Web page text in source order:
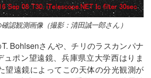
認観測画像（撮影：清田誠一郎さん）
Bohlsenさんや、チリのラスカンパナ
ュポン望遠鏡、兵庫県立大学西はりま
望遠鏡によってこの天体の分光観測が